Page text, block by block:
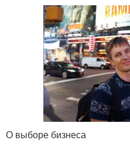
О выборе бизнеса